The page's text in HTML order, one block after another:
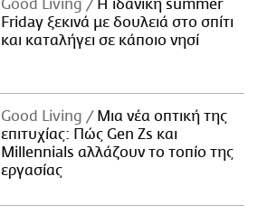
Good Living
Η ιδανική summer
Friday ξεκινά με δουλειά στο σπίτι
και καταλήγει σε κάποιο νησί
Good Living
Μια νέα οπτική της
επιτυχίας: Πώς Gen Zs και
Millennials αλλάζουν το τοπίο της
εργασίας